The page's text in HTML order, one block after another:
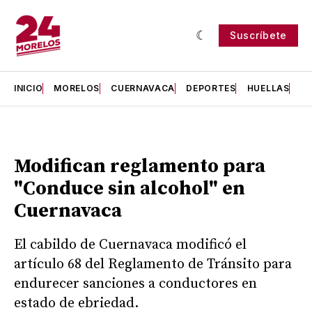
Suscríbete
INICIO MORELOS CUERNAVACA DEPORTES HUELLAS
Modifican reglamento para
"Conduce sin alcohol" en
Cuernavaca
El cabildo de Cuernavaca modificó el
artículo 68 del Reglamento de Tránsito para
endurecer sanciones a conductores en
estado de ebriedad.